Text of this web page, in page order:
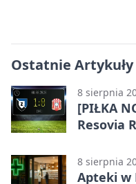
Ostatnie Artykuły
8 sierpnia
[PIŁKA
Resovia
8 sierpnia
Apteki w